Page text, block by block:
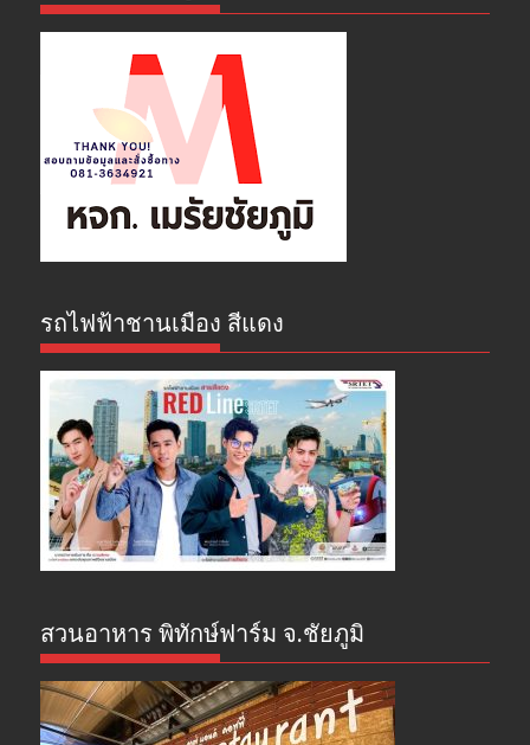
รถไฟฟ้าชานเมือง สีแดง
สวนอาหาร พิทักษ์ฟาร์ม จ.ชัยภูมิ